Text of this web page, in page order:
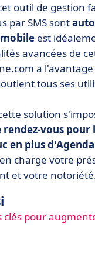
outil de gestion
par SMS sont
est
avancées de
a
tous ses
solution
rendez-vous pour
en plus
charge votre
et votre
clés pour